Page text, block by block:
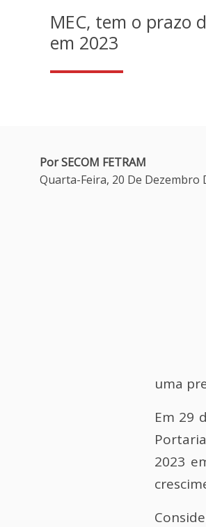
MEC, tem o prazo
em 2023
Por SECOM FETRAM
Quarta-Feira, 20 De Dezembro
uma
Em 29
2023